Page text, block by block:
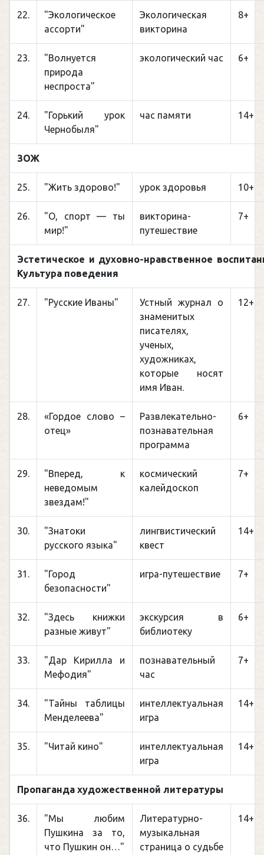
22.
"Экологическое
ассорти"
Экологическая
викторина
8+
23.
"Волнуется
природа
неспроста"
экологический час 6+
24.
"Горький урок
Чернобыля"
час памяти 14+
ЗОЖ
25. "Жить здорово!" урок здоровья 10+
26.
"О, спорт — ты
мир!"
викторина-
путешествие
7+
Эстетическое и духовно-нравственное
Культура поведения
27. "Русские Иваны"
Устный журнал о
знаменитых
писателях,
ученых,
художниках,
которые носят
имя Иван.
12+
28.
«Гордое слово –
отец»
Развлекательно-
познавательная
программа
6+
29.
"Вперед, к
неведомым
звездам!"
космический
калейдоскоп
7+
30.
"Знатоки
русского языка"
лингвистический
квест
14+
31.
"Город
безопасности"
игра-путешествие 7+
32.
"Здесь книжки
разные живут"
экскурсия в
библиотеку
6+
33.
"Дар Кирилла и
Мефодия"
познавательный
час
7+
34.
"Тайны таблицы
Менделеева"
интеллектуальная
игра
14+
35. "Читай кино"
интеллектуальная
игра
14+
Пропаганда художественной литературы
36.
"Мы любим
Пушкина за то,
что Пушкин он…"
Литературно-
музыкальная
страница о судьбе
14+